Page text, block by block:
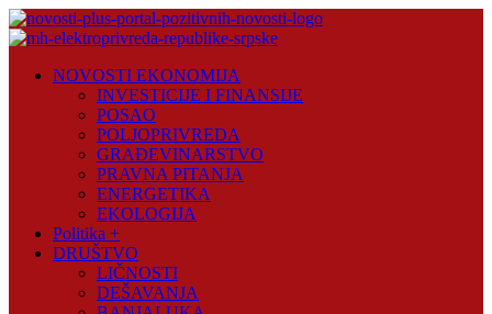
Skip
to
Plus
NOVOSTI EKONOMIJA
INVESTICIJE I FINANSIJE
POSAO
POLJOPRIVREDA
GRAĐEVINARSTVO
PRAVNA PITANJA
ENERGETIKA
EKOLOGIJA
Politika +
DRUŠTVO
LIČNOSTI
DEŠAVANJA